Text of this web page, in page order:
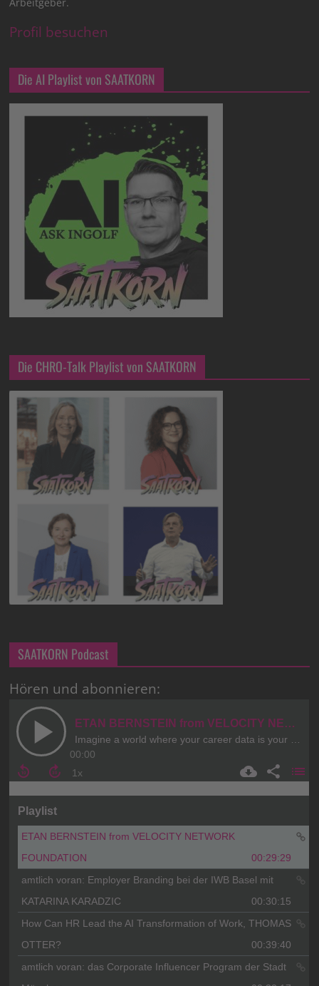
Profil besuchen
Die AI Playlist von SAATKORN
Die CHRO-Talk Playlist von SAATKORN
SAATKORN Podcast
Hören und abonnieren: